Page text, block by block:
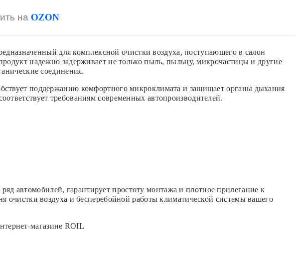
на OZON
для комплексной очистки воздуха, поступающего в салон
надежно задерживает не только пыль, пыльцу, микрочастицы и другие
соединения.
поддержанию комфортного микроклимата и защищает органы дыхания
требованиям современных автопроизводителей.
автомобилей, гарантирует простоту монтажа и плотное прилегание к
очистки воздуха и бесперебойной работы климатической системы вашего
магазине ROIL